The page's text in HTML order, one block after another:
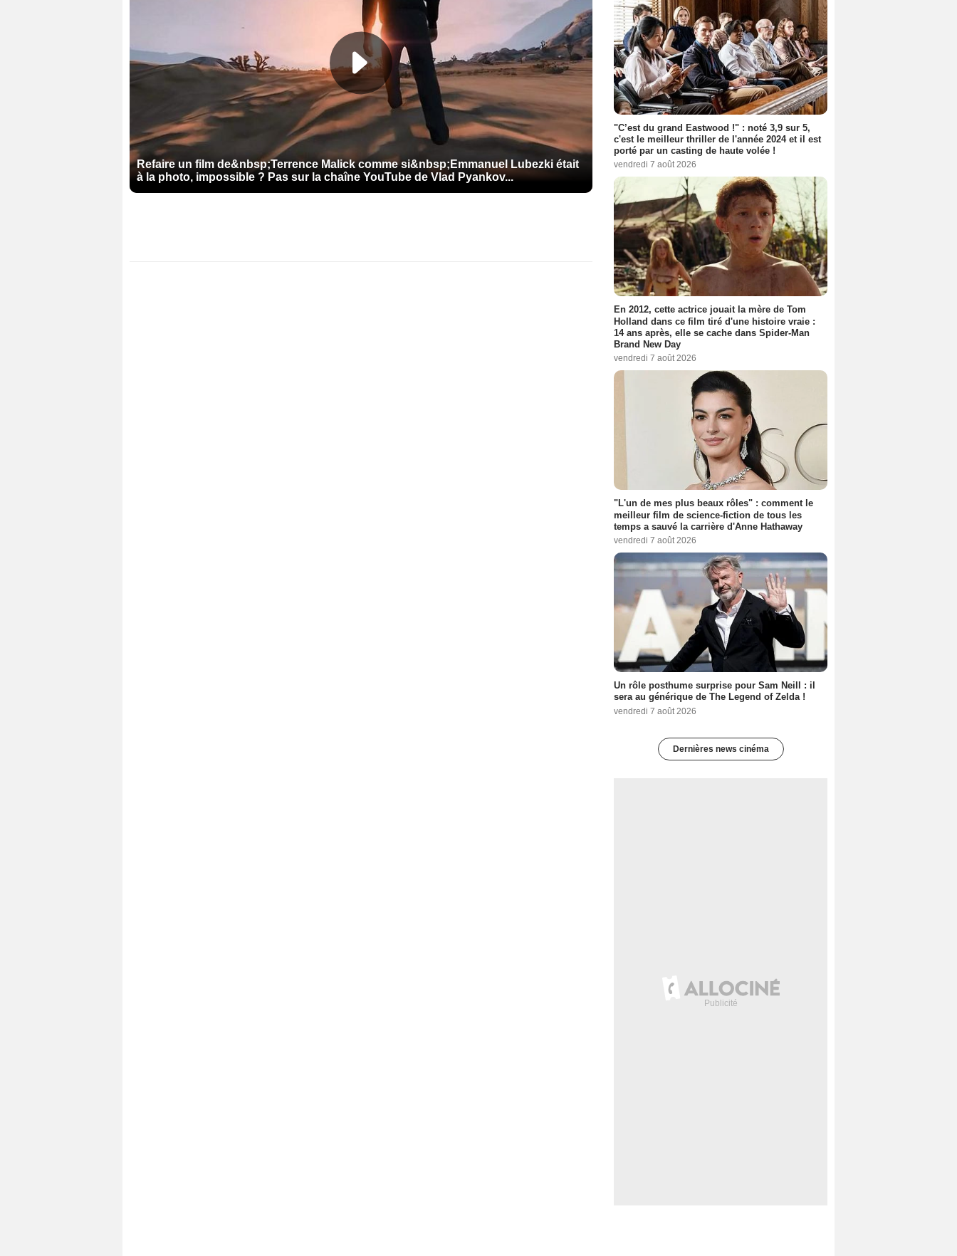
Refaire un film de&nbsp;Terrence Malick comme si&nbsp;Emmanuel Lubezki était
à la photo, impossible ? Pas sur la chaîne YouTube de Vlad Pyankov...
"C’est du grand Eastwood !" : noté 3,9 sur 5,
c'est le meilleur thriller de l'année 2024 et il est
porté par un casting de haute volée !
vendredi 7 août 2026
En 2012, cette actrice jouait la mère de Tom
Holland dans ce film tiré d'une histoire vraie :
14 ans après, elle se cache dans Spider-Man
Brand New Day
vendredi 7 août 2026
"L'un de mes plus beaux rôles" : comment le
meilleur film de science-fiction de tous les
temps a sauvé la carrière d'Anne Hathaway
vendredi 7 août 2026
Un rôle posthume surprise pour Sam Neill : il
sera au générique de The Legend of Zelda !
vendredi 7 août 2026
Dernières news cinéma